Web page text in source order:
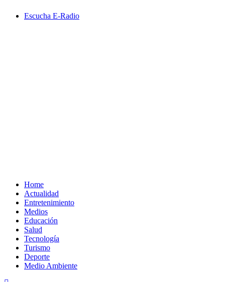
Escucha E-Radio
Home
Actualidad
Entretenimiento
Medios
Educación
Salud
Tecnología
Turismo
Deporte
Medio Ambiente